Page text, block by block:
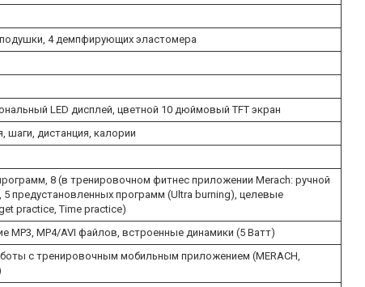
4 демпфирующих эластомера
LED дисплей, цветной 10 дюймовый TFT экран
шаги, дистанция, калории
8 (в тренировочном фитнес приложении Merach: ручной
предустановленных программ (Ultra burning), целевые
practice, Time practice)
MP3, MP4/AVI файлов, встроенные динамики (5 Ватт)
с тренировочным мобильным приложением (MERACH,